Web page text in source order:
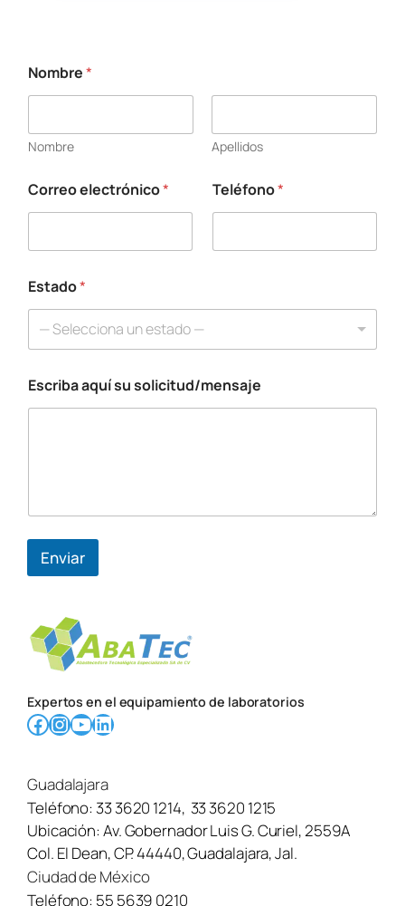
Nombre*
Nombre Apellidos
Correo electrónico* Teléfono*
Estado*
— Selecciona un estado —
Escriba aquí su solicitud/mensaje
Enviar
Expertos en el equipamiento de laboratorios
Facebook InstagramYouTube LinkedIn
Guadalajara
Teléfono:33 3620 1214, 33 3620 1215
Ubicación:Av. Gobernador Luis G. Curiel, 2559A
Col. El Dean, CP. 44440, Guadalajara, Jal.
Ciudad de México
Teléfono: 55 5639 0210